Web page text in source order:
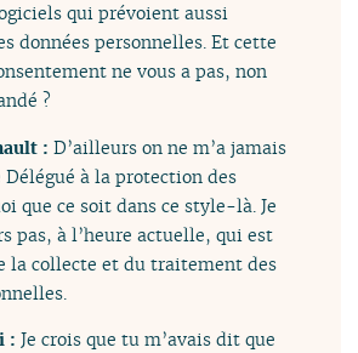
qui prévoient aussi
données personnelles. Et cette
ne vous a pas, non
?
:D’ailleurs on ne m’a jamais
à la protection des
que ce soit dans ce style-là. Je
pas, à l’heure actuelle, qui est
la collecte et du traitement des
:Je crois que tu m’avais dit que